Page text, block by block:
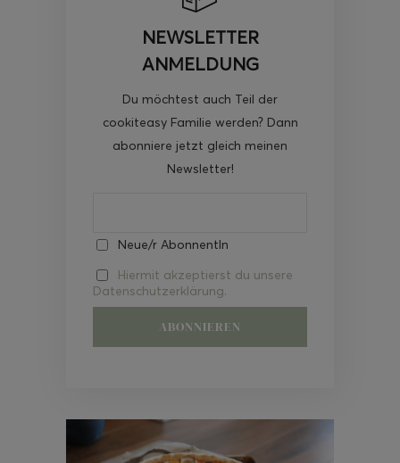
NEWSLETTER
ANMELDUNG
Du möchtest auch Teil der
cookiteasy Familie werden? Dann
abonniere jetzt gleich meinen
Newsletter!
Neue/r AbonnentIn
Hiermit akzeptierst du unsere
Datenschutzerklärung.
Video-